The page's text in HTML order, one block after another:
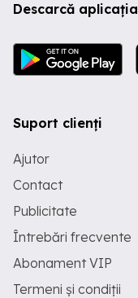
Descarcă
Suport clienți
Ajutor
Contact
Publicitate
Întrebări frecvente
Abonament VIP
Termeni și condiții